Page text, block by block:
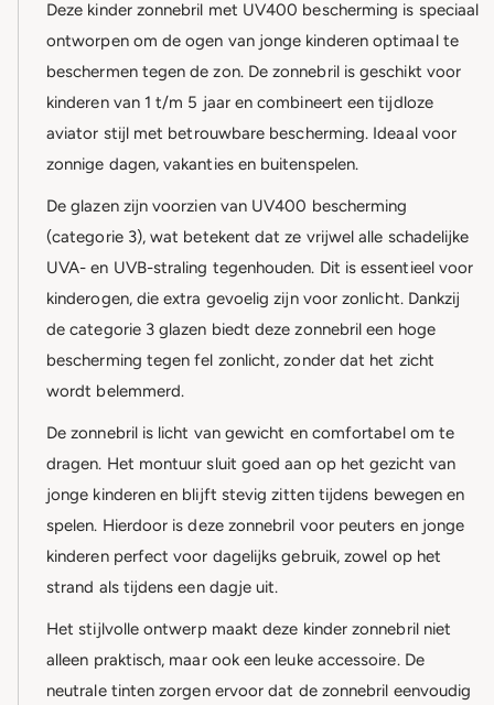
Deze kinder zonnebril met UV400 bescherming is speciaal
ontworpen om de ogen van jonge kinderen optimaal te
beschermen tegen de zon. De zonnebril is geschikt voor
kinderen van 1 t/m 5 jaar en combineert een tijdloze
aviator stijl met betrouwbare bescherming. Ideaal voor
zonnige dagen, vakanties en buitenspelen.
De glazen zijn voorzien van UV400 bescherming
(categorie 3), wat betekent dat ze vrijwel alle schadelijke
UVA- en UVB-straling tegenhouden. Dit is essentieel voor
kinderogen, die extra gevoelig zijn voor zonlicht. Dankzij
de categorie 3 glazen biedt deze zonnebril een hoge
bescherming tegen fel zonlicht, zonder dat het zicht
wordt belemmerd.
De zonnebril is licht van gewicht en comfortabel om te
dragen. Het montuur sluit goed aan op het gezicht van
jonge kinderen en blijft stevig zitten tijdens bewegen en
spelen. Hierdoor is deze zonnebril voor peuters en jonge
kinderen perfect voor dagelijks gebruik, zowel op het
strand als tijdens een dagje uit.
Het stijlvolle ontwerp maakt deze kinder zonnebril niet
alleen praktisch, maar ook een leuke accessoire. De
neutrale tinten zorgen ervoor dat de zonnebril eenvoudig